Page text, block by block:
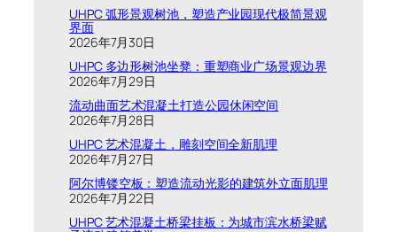
UHPC 弧形景观树池，塑造产业园现代极简景观
界面
2026年7月30日
UHPC 多边形树池坐凳：重塑商业广场景观边界
2026年7月29日
流动曲面艺术混凝土打造公园休闲空间
2026年7月28日
UHPC 艺术混凝土，雕刻空间全新肌理
2026年7月27日
阿尔博镂空板：塑造流动光影的建筑外立面肌理
2026年7月22日
UHPC 艺术混凝土桥梁挂板：为城市滨水桥梁赋